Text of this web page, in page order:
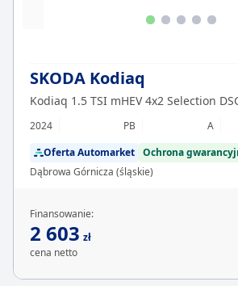
SKODA Kodiaq
Kodiaq 1.5 TSI mHEV 4x2 Selection
2024 PB A
Oferta Automarket Ochrona
Dąbrowa Górnicza (śląskie)
Finansowanie:
2 603 zł
cena netto